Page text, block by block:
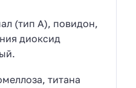
(тип А), повидон,
диоксид
титана